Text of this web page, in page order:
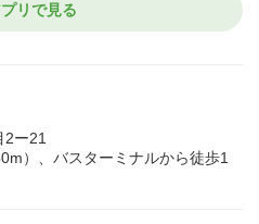
リで見る
ー21
）、バスターミナルから徒歩1